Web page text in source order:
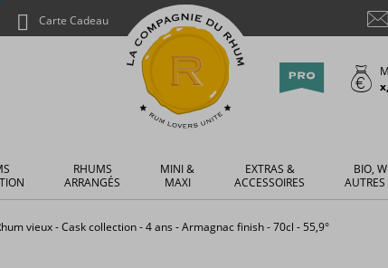
Carte Cadeau
RHUMS
ARRANGÉS
MINI &
MAXI
EXTRAS &
ACCESSOIRES
BIO,
vieux - Cask collection - 4 ans - Armagnac finish - 70cl - 55,9°